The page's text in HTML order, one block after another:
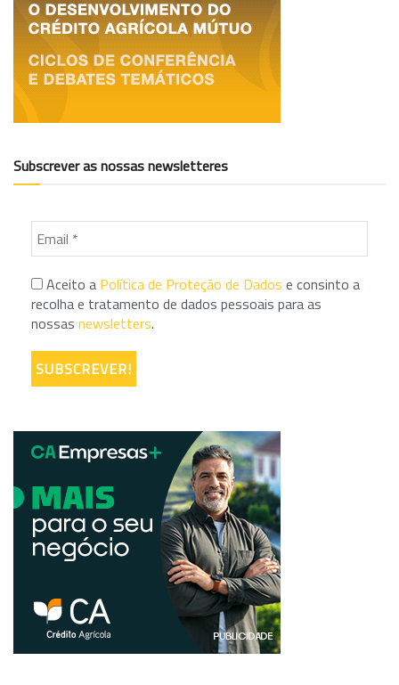
Subscrever as nossas newsletteres
Aceito a Política de Proteção de Dados e consinto a
recolha e tratamento de dados pessoais para as
nossas newsletters.